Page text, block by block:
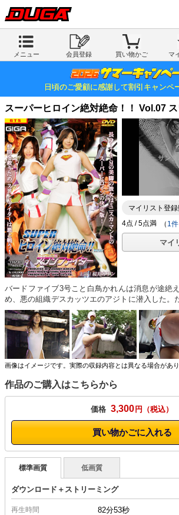
メニュー 会員登録 買い物かご マ
日頃のご愛顧に感謝して割引キャンペ
スーパーヒロイン絶対絶命！！ Vol.07
マイリスト登
（ 1件
マイ
バードファイブ3号こと白鳥かれんは消息が途絶
め、悪の組織デスカッツエのアジトに潜入した。
まり○問されていた。窮地を逃れて変身する白鳥
ターとなり、デスカッツエの部下達を次々と倒し
脚ハイキックを繰り出す彼女は、無敵に見えたが
用怪人が現れる！バキューマーは相手の攻撃を
ろしい技を持っていたのだ！スワンファイターの
れ、逆に複数の羽手裏剣がスワンの全身に突き刺
処をスワンファイターに吐かせるために、次々と
股を○引に開かれバキューマーのエネルギー吸収
に深く突き刺さる。痛みと快楽を同時に受けスワ
の後、戦闘員達に陥落され無理やり何度もいかさ
るが、再びバキューマと戦うことになる！だが、
を思いつく。なんとかして勝たないと、再びアジ
される事は分っているスワンファイターだった。
画像はイメージです。実際の収録内容とは異なる場合があり
作品のご購入はこちらから
価格 3,300 円
買い物かごに入れる
標準画質 低画質
ダウンロード＋ストリーミング
再生時間 82分53秒